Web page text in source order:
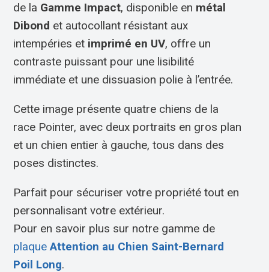
de la Gamme Impact, disponible en métal
Dibond et autocollant résistant aux
intempéries et imprimé en UV, offre un
contraste puissant pour une lisibilité
immédiate et une dissuasion polie à l’entrée.
Cette image présente quatre chiens de la
race Pointer, avec deux portraits en gros plan
et un chien entier à gauche, tous dans des
poses distinctes.
Parfait pour sécuriser votre propriété tout en
personnalisant votre extérieur.
Pour en savoir plus sur notre gamme de
plaqueAttention au Chien Saint-Bernard
Poil Long.